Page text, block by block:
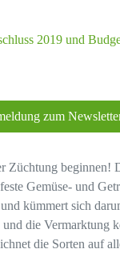
2019 und
zum
Züchtung beginnen!
Gemüse- und
kümmert sich
die Vermarktung
die Sorten auf